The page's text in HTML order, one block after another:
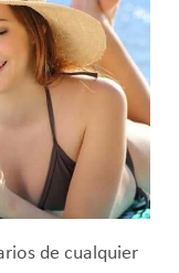
de cualquier